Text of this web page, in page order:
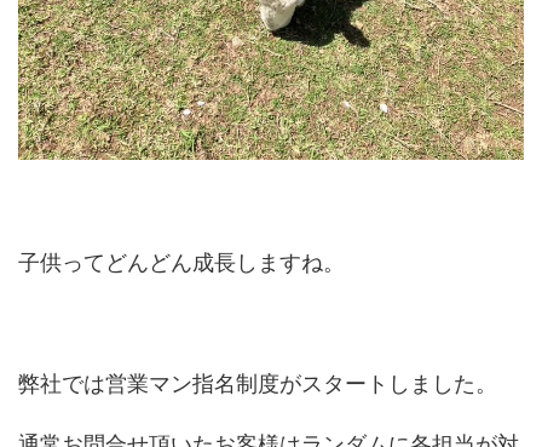
子供ってどんどん成長しますね。
弊社では営業マン指名制度がスタートしました。